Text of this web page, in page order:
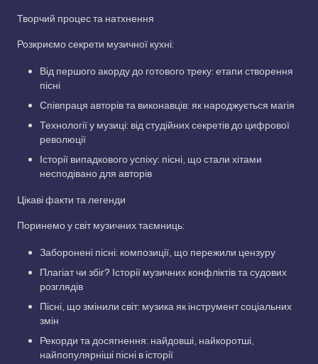
Творчий процес та натхнення
Розкриємо секрети музичної кухні:
Від першого акорду до готового треку: етапи створення
пісні
Співпраця авторів та виконавців: як народжується магія
Технології у музиці: від студійних секретів до цифрової
революції
Історії випадкового успіху: пісні, що стали хітами
несподівано для авторів
Цікаві факти та легенди
Поринемо у світ музичних таємниць:
Заборонені пісні: композиції, що пережили цензуру
Плагіат чи збіг? Історії музичних конфліктів та судових
розглядів
Пісні, що змінили світ: музика як інструмент соціальних
змін
Рекорди та досягнення: найдовші, найкоротші,
найпопулярніші пісні в історії